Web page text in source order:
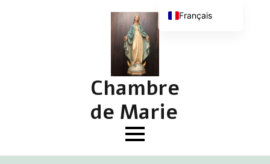
Chambre
de Marie
Français